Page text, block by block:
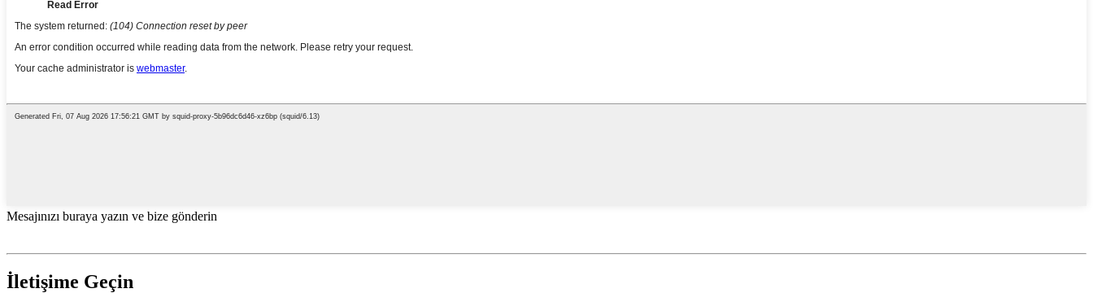
Mesajınızı buraya yazın ve bize gönderin
İletişime Geçin